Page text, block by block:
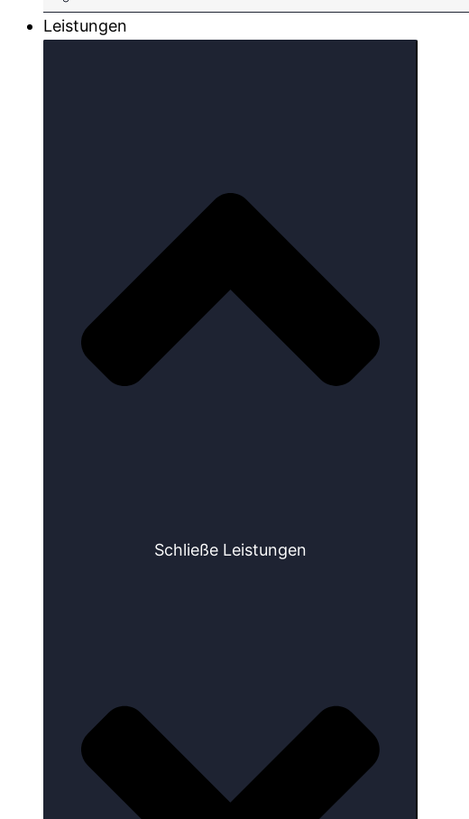
Leistungen
Schließe Leistungen